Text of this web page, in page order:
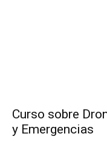
Curso sobre
y Emergencias